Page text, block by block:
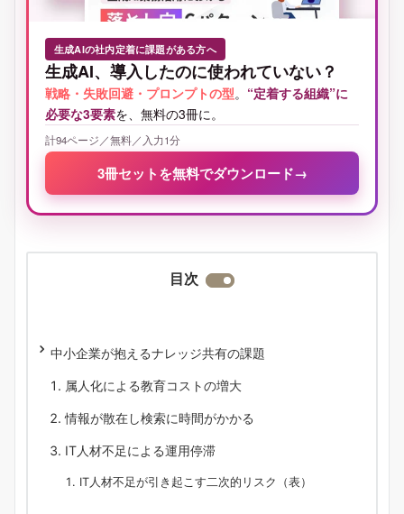
生成AIの社内定着に課題がある方へ
生成AI、導入したのに使われていない？
戦略・失敗回避・プロンプトの型。 “定着する組織”に
必要な3要素を、無料の3冊に。
計94ページ／無料／入力1分
3冊セットを無料でダウンロード→
目次
中小企業が抱えるナレッジ共有の課題
属人化による教育コストの増大
情報が散在し検索に時間がかかる
IT人材不足による運用停滞
IT人材不足が引き起こす二次的リスク（表）